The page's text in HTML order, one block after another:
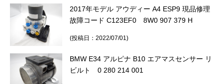
2017年モデル アウディー A4 ESP9 現品修理
故障コード C123EF0 8W0 907 379 H
(投稿日：2022/07/01)
BMW E34 アルピナ B10 エアマスセンサー リ
ビルト 0 280 214 001